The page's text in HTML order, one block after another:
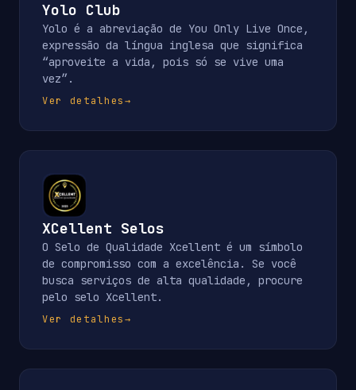
Yolo Club
Yolo é a abreviação de You Only Live Once,
expressão da língua inglesa que significa
“aproveite a vida, pois só se vive uma
vez”.
Ver detalhes→
XCellent Selos
O Selo de Qualidade Xcellent é um símbolo
de compromisso com a excelência. Se você
busca serviços de alta qualidade, procure
pelo selo Xcellent.
Ver detalhes→